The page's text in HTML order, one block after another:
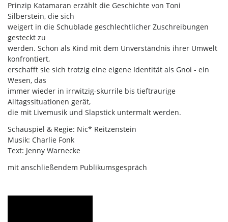
Prinzip Katamaran erzählt die Geschichte von Toni
Silberstein, die sich
weigert in die Schublade geschlechtlicher Zuschreibungen
gesteckt zu
werden. Schon als Kind mit dem Unverständnis ihrer Umwelt
konfrontiert,
erschafft sie sich trotzig eine eigene Identität als Gnoi - ein
Wesen, das
immer wieder in irrwitzig-skurrile bis tieftraurige
Alltagssituationen gerät,
die mit Livemusik und Slapstick untermalt werden.
Schauspiel & Regie: Nic* Reitzenstein
Musik: Charlie Fonk
Text: Jenny Warnecke
mit anschließendem Publikumsgespräch